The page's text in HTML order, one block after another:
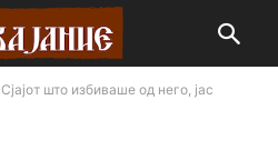
Сјајот што избиваше од него, јас